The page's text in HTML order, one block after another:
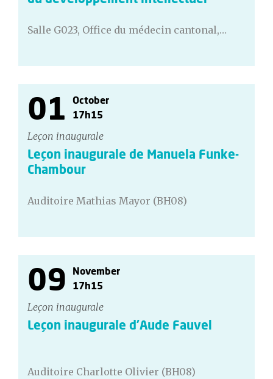
Salle G023, Office du médecin cantonal,…
01
October
17h15
Leçon inaugurale
Leçon inaugurale de Manuela Funke-
Chambour
Auditoire Mathias Mayor (BH08)
09
November
17h15
Leçon inaugurale
Leçon inaugurale d'Aude Fauvel
Auditoire Charlotte Olivier (BH08)